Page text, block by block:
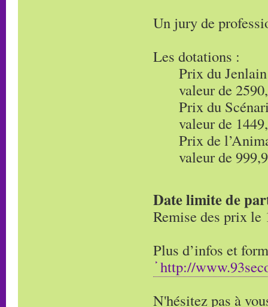
Un jury de
Les dotations :
Prix du
valeur de
Prix du
valeur de
Prix de
valeur de
Date limite de
Remise des prix le
Plus d’infos et
http://
N'hésitez pas à